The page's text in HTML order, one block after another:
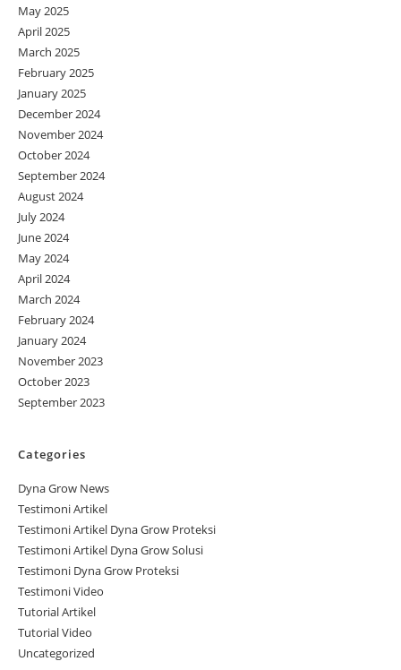
May 2025
April 2025
March 2025
February 2025
January 2025
December 2024
November 2024
October 2024
September 2024
August 2024
July 2024
June 2024
May 2024
April 2024
March 2024
February 2024
January 2024
November 2023
October 2023
September 2023
Categories
Dyna Grow News
Testimoni Artikel
Testimoni Artikel Dyna Grow Proteksi
Testimoni Artikel Dyna Grow Solusi
Testimoni Dyna Grow Proteksi
Testimoni Video
Tutorial Artikel
Tutorial Video
Uncategorized